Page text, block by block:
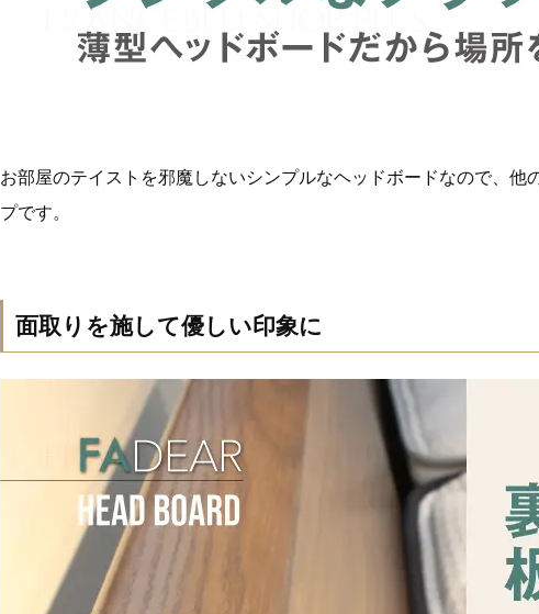
お部屋のテイストを邪魔しないシンプルなヘッドボードなので、他
プです。
面取りを施して優しい印象に